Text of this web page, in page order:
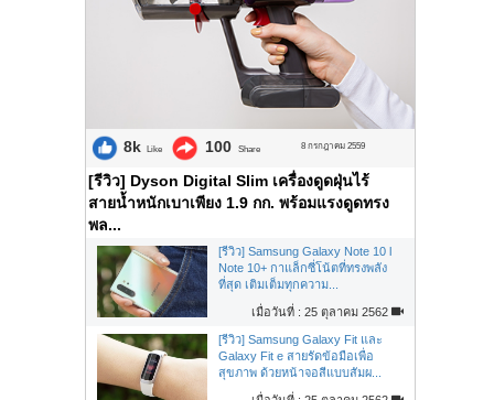
8k Like 100 Share 8 กรกฎาคม 2559
[รีวิว] Dyson Digital Slim เครื่องดูดฝุ่นไร้
สายน้ำหนักเบาเพียง 1.9 กก. พร้อมแรงดูดทรง
พล...
[รีวิว] Samsung Galaxy Note 10 l
Note 10+ กาแล็กซี่โน้ตที่ทรงพลัง
ที่สุด เติมเต็มทุกความ...
เมื่อวันที่ : 25 ตุลาคม 2562
[รีวิว] Samsung Galaxy Fit และ
Galaxy Fit e สายรัดข้อมือเพื่อ
สุขภาพ ด้วยหน้าจอสีแบบสัมผ...